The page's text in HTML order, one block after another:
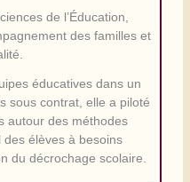
de l’Éducation,
des familles et
éducatives dans un
sous contrat, elle a piloté
autour des méthodes
des élèves à besoins
du décrochage scolaire.